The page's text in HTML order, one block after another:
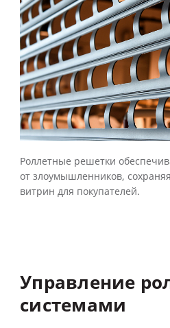
Роллетные решетки
от злоумышленников,
витрин для покупателей.
Управление
системами